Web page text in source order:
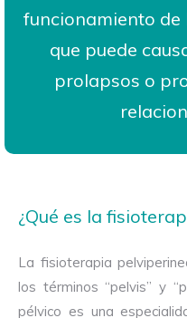
funcionamiento de
que puede
prolapsos o
¿Qué es la
La fisioterapia
los términos “pelvis” y
pélvico es una